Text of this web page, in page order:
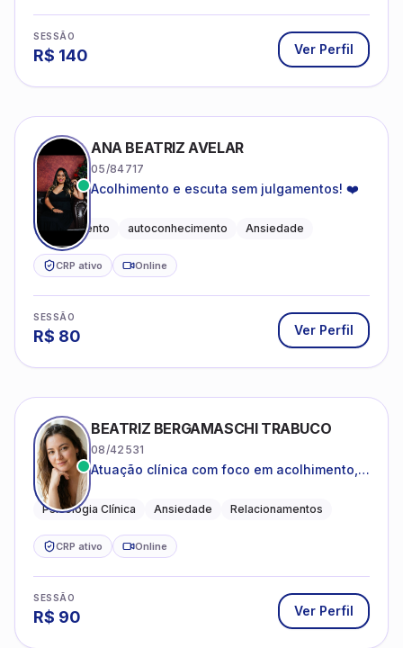
SESSÃO
R$ 140 Ver Perfil
ANA BEATRIZ AVELAR
05/84717
Acolhimento e escuta sem julgamentos! ❤️
Acolhimento autoconhecimento Ansiedade
CRP ativo Online
SESSÃO
R$ 80 Ver Perfil
BEATRIZ BERGAMASCHI TRABUCO
08/42531
Atuação clínica com foco em acolhimento,
Psicologia Clínica Ansiedade Relacionamentos
CRP ativo Online
SESSÃO
R$ 90 Ver Perfil